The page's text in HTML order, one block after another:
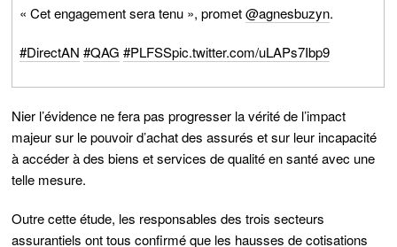
« Cet engagement sera tenu », promet⁦‪@agnesbuzyn⁩.
#DirectAN #QAG #PLFSSpic.twitter.com/uLAPs7Ibp9
Nier l’évidence ne fera pas progresser la vérité de l’impact
majeur sur le pouvoir d’achat des assurés et sur leur incapacité
à accéder à des biens et services de qualité en santé avec une
telle mesure.
Outre cette étude, les responsables des trois secteurs
assurantiels ont tous confirmé que les hausses de cotisations